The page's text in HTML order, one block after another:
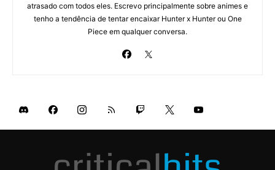
atrasado com todos eles. Escrevo principalmente sobre animes e
tenho a tendência de tentar encaixar Hunter x Hunter ou One
Piece em qualquer conversa.